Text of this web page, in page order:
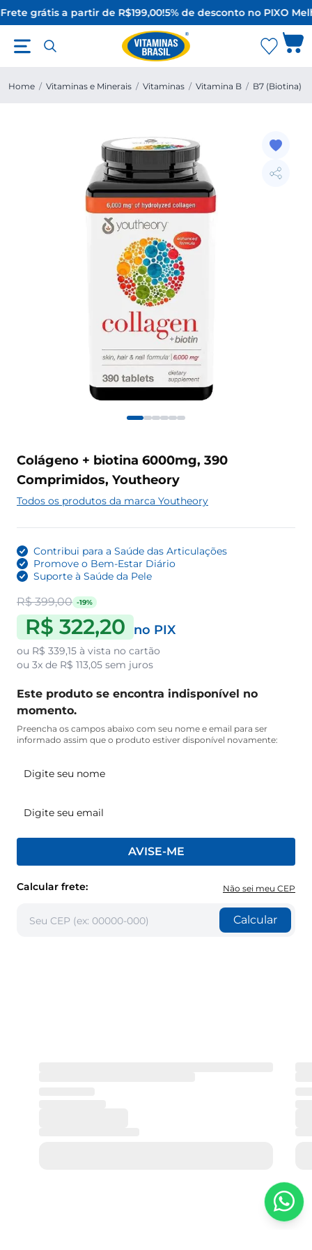
grátis a partir de R$199,00!5% de desconto no PIXO
Home / Vitaminas e Minerais / Vitaminas / Vitamina B / B7 (Biotina)
Colágeno + biotina 6000mg, 390
Comprimidos, Youtheory
Todos os produtos da marca Youtheory
Contribui para a Saúde das Articulações
Promove o Bem-Estar Diário
Suporte à Saúde da Pele
R$ 399,00 -19%
R$ 322,20 no PIX
ou R$ 339,15 à vista no cartão
ou 3x de R$ 113,05 sem juros
Este produto se encontra indisponível no
momento.
Preencha os campos abaixo com seu nome e email para ser
informado assim que o produto estiver disponível novamente:
AVISE-ME
Calcular frete: Não sei meu CEP
Calcular